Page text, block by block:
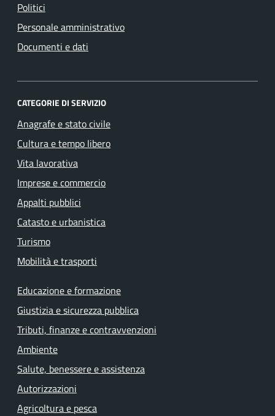
Politici
Personale amministrativo
Documenti e dati
CATEGORIE DI SERVIZIO
Anagrafe e stato civile
Cultura e tempo libero
Vita lavorativa
Imprese e commercio
Appalti pubblici
Catasto e urbanistica
Turismo
Mobilità e trasporti
Educazione e formazione
Giustizia e sicurezza pubblica
Tributi, finanze e contravvenzioni
Ambiente
Salute, benessere e assistenza
Autorizzazioni
Agricoltura e pesca